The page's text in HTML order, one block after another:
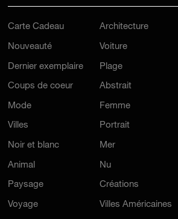
Carte Cadeau
Nouveauté
Dernier exemplaire
Coups de coeur
Mode
Villes
Noir et blanc
Animal
Paysage
Voyage
Architecture
Voiture
Plage
Abstrait
Femme
Portrait
Mer
Nu
Créations
Villes Américaines